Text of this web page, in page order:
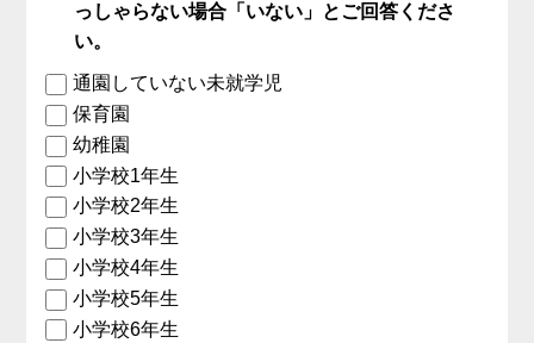
っしゃらない場合「いない」とご回答くださ
い。
通園していない未就学児
保育園
幼稚園
小学校1年生
小学校2年生
小学校3年生
小学校4年生
小学校5年生
小学校6年生